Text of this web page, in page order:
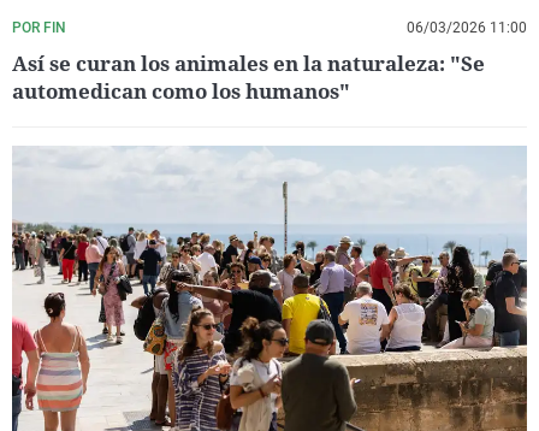
POR FIN 06/03/2026 11:00
Así se curan los animales en la naturaleza: "Se
automedican como los humanos"